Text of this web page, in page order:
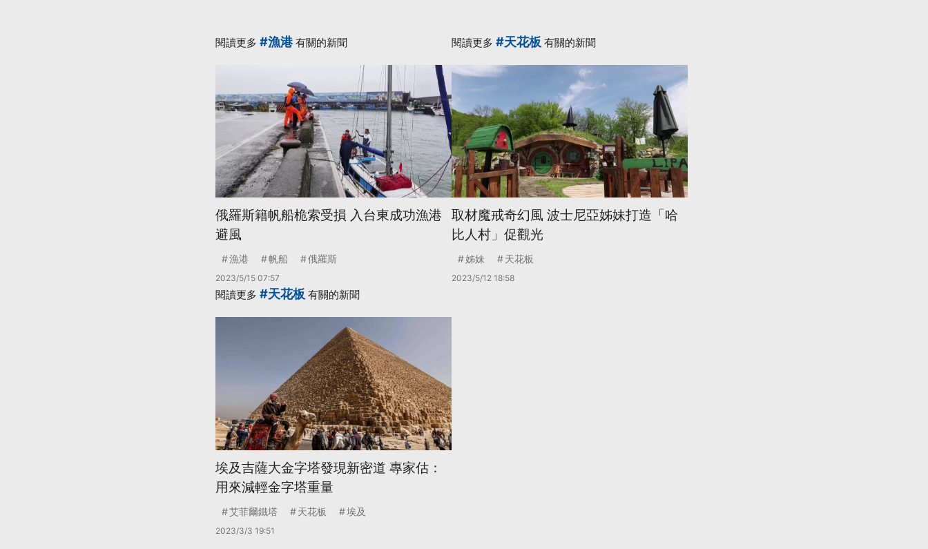
閱讀更多 #漁港有關的新聞
俄羅斯籍帆船桅索受損 入台東成功漁港
避風
漁港 帆船 俄羅斯
2023/5/15 07:57
閱讀更多 #天花板 有關的新聞
取材魔戒奇幻風 波士尼亞姊妹打造「哈
比人村」促觀光
姊妹 天花板
2023/5/12 18:58
閱讀更多 #天花板 有關的新聞
埃及吉薩大金字塔發現新密道 專家估：
用來減輕金字塔重量
艾菲爾鐵塔 天花板 埃及
2023/3/3 19:51